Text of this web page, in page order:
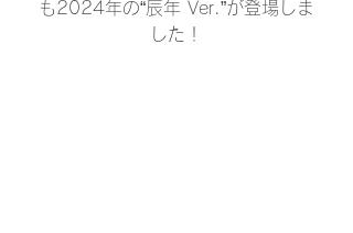
も2024年の“辰年 Ver.”が登場しま
した！